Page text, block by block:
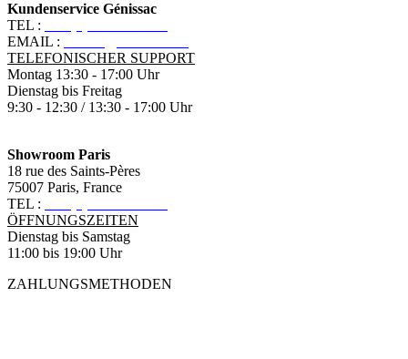
Kundenservice Génissac
TEL :
EMAIL :
TELEFONISCHER SUPPORT
Montag 13:30 - 17:00 Uhr
Dienstag bis Freitag
9:30 - 12:30 / 13:30 - 17:00 Uhr
Showroom Paris
18 rue des Saints-Pères
75007 Paris, France
TEL :
ÖFFNUNGSZEITEN
Dienstag bis Samstag
11:00 bis 19:00 Uhr
ZAHLUNGSMETHODEN